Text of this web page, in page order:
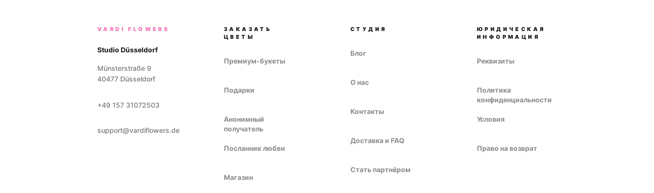
VARDI FLOWERS
Studio Düsseldorf
Münsterstraße 9
40477 Düsseldorf
+49 157 31072503
support@vardiflowers.de
ЗАКАЗАТЬ
ЦВЕТЫ
Премиум-букеты
Подарки
Анонимный
получатель
Посланник любви
Магазин
СТУДИЯ
Блог
О нас
Контакты
Доставка и FAQ
Стать партнёром
ЮРИДИЧЕСКАЯ
ИНФОРМАЦИЯ
Реквизиты
Политика
конфиденциальности
Условия
Право на возврат